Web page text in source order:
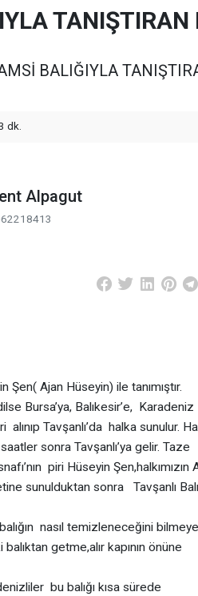
TANIŞTIRAN
BALIĞIYLA
dk.
Alpagut
Şen( Ajan Hüseyin) ile tanımıştır.
Bursa’ya, Balıkesir’e, Karadeniz
Tavşanlı’da halka sunulur.
sonra Tavşanlı’ya gelir. Taze
piri Hüseyin Şen,halkımızın
sunulduktan sonra Tavşanlı
nasıl temizleneceğini
getme,alır kapının önüne
bu balığı kısa sürede